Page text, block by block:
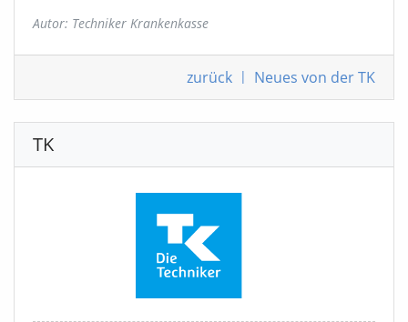
Autor: Techniker Krankenkasse
zurück | Neues von der TK
TK